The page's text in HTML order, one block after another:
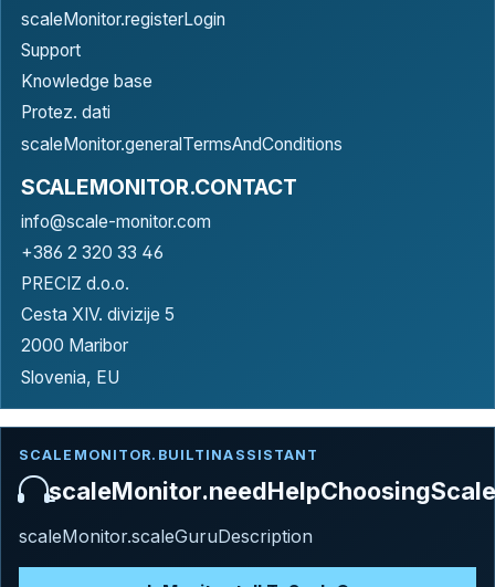
scaleMonitor.registerLogin
Support
Knowledge base
Protez. dati
scaleMonitor.generalTermsAndConditions
SCALEMONITOR.CONTACT
info@scale-monitor.com
+386 2 320 33 46
PRECIZ d.o.o.
Cesta XIV. divizije 5
2000 Maribor
Slovenia, EU
SCALEMONITOR.BUILTINASSISTANT
scaleMonitor.scaleGuruDescription